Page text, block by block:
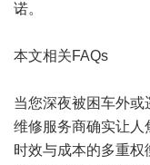
诺。
本文相关FAQs
当您深夜被困车外
维修服务商确实让人
时效与成本的多重权